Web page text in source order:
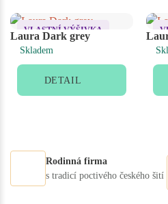
VLASTNÍ VÝŠIVKA
Laura Dark grey
Skladem
DETAIL
Rodinná firma
s tradicí poctivého českého šití